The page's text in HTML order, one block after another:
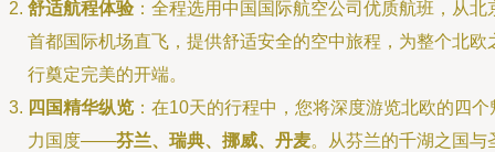
舒适航程体验 ：全程选用中国国际航空公司优质航班，从北
首都国际机场直飞，提供舒适安全的空中旅程，为整个北欧
行奠定完美的开端。
四国精华纵览 ：在10天的行程中，您将深度游览北欧的四个
力国度——芬兰、瑞典、挪威、丹麦。从芬兰的千湖之国与